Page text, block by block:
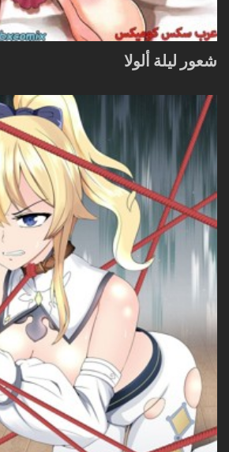
شعور ليلة ألولا